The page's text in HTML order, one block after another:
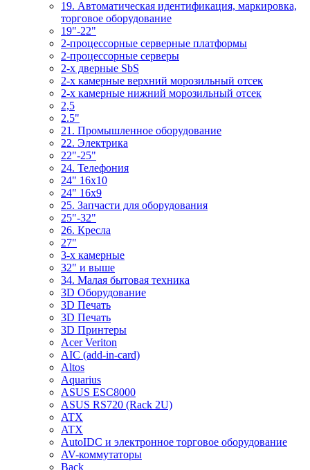
19. Автоматическая идентификация, маркировка,
торговое оборудование
19"-22"
2-процессорные серверные платформы
2-процессорные серверы
2-х дверные SbS
2-х камерные верхний морозильный отсек
2-х камерные нижний морозильный отсек
2,5
2.5"
21. Промышленное оборудование
22. Электрика
22"-25"
24. Телефония
24" 16x10
24" 16x9
25. Запчасти для оборудования
25"-32"
26. Кресла
27"
3-x камерные
32" и выше
34. Малая бытовая техника
3D Оборудование
3D Печать
3D Печать
3D Принтеры
Acer Veriton
AIC (add-in-card)
Altos
Aquarius
ASUS ESC8000
ASUS RS720 (Rack 2U)
ATX
ATX
AutoIDC и электронное торговое оборудование
AV-коммутаторы
Back